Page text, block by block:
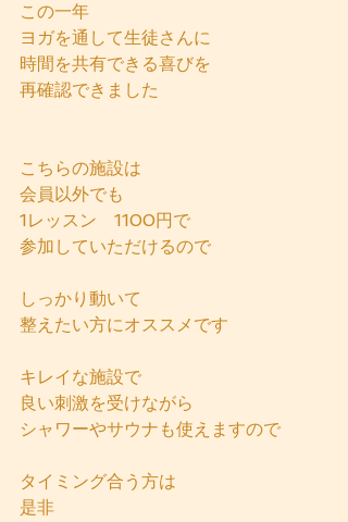
この一年
ヨガを通して生徒さんに
時間を共有できる喜びを
再確認できました
こちらの施設は
会員以外でも
1レッスン　1100円で
参加していただけるので
しっかり動いて
整えたい方にオススメです
キレイな施設で
良い刺激を受けながら
シャワーやサウナも使えますので
タイミング合う方は
是非